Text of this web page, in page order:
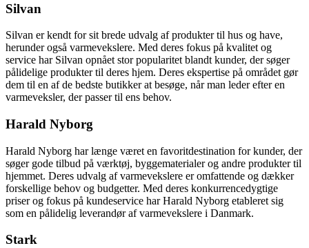
Silvan
Silvan er kendt for sit brede udvalg af produkter til hus og have,
herunder også varmevekslere. Med deres fokus på kvalitet og
service har Silvan opnået stor popularitet blandt kunder, der søger
pålidelige produkter til deres hjem. Deres ekspertise på området gør
dem til en af de bedste butikker at besøge, når man leder efter en
varmeveksler, der passer til ens behov.
Harald Nyborg
Harald Nyborg har længe været en favoritdestination for kunder, der
søger gode tilbud på værktøj, byggematerialer og andre produkter til
hjemmet. Deres udvalg af varmevekslere er omfattende og dækker
forskellige behov og budgetter. Med deres konkurrencedygtige
priser og fokus på kundeservice har Harald Nyborg etableret sig
som en pålidelig leverandør af varmevekslere i Danmark.
Stark